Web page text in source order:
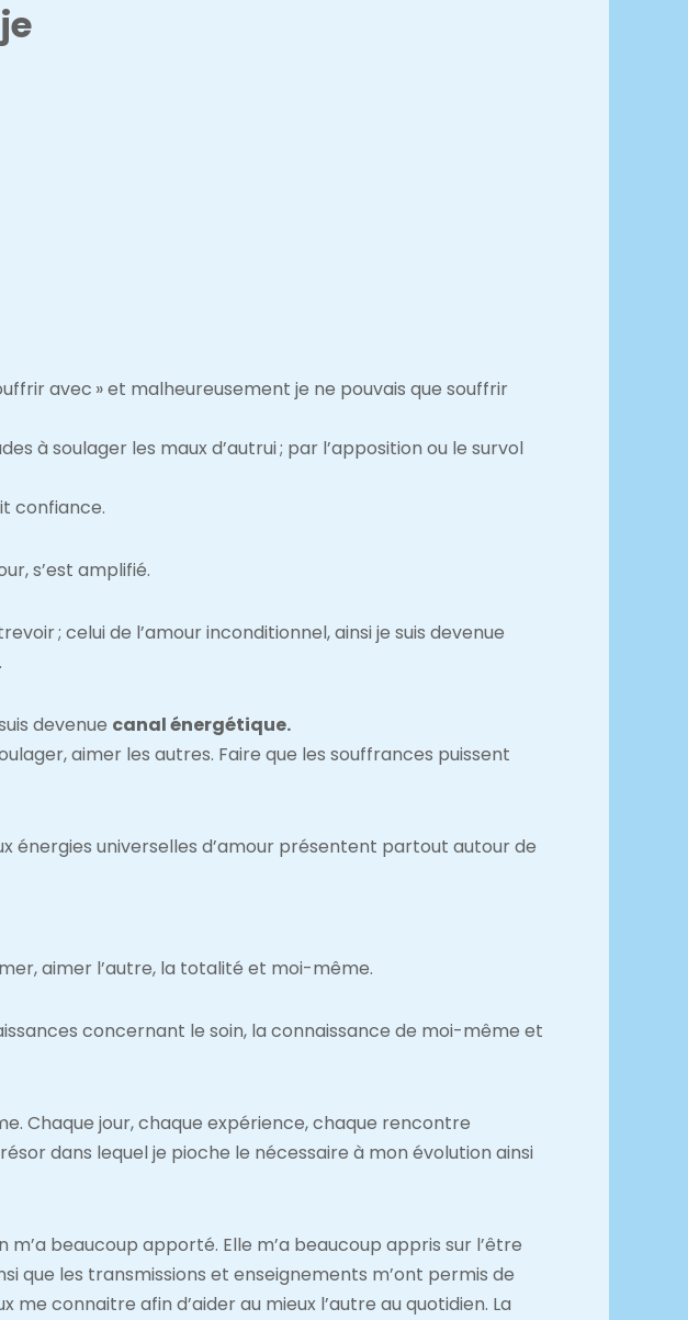
avec » et malheureusement je ne pouvais que souffrir
à soulager les maux d’autrui ; par l’apposition ou le survol
confiance.
s’est amplifié.
; celui de l’amour inconditionnel, ainsi je suis devenue
devenue canal énergétique.
aimer les autres. Faire que les souffrances puissent
énergies universelles d’amour présentent partout autour de
aimer l’autre, la totalité et moi-même.
concernant le soin, la connaissance de moi-même et
Chaque jour, chaque expérience, chaque rencontre
dans lequel je pioche le nécessaire à mon évolution ainsi
beaucoup apporté. Elle m’a beaucoup appris sur l’être
que les transmissions et enseignements m’ont permis de
connaitre afin d’aider au mieux l’autre au quotidien. La